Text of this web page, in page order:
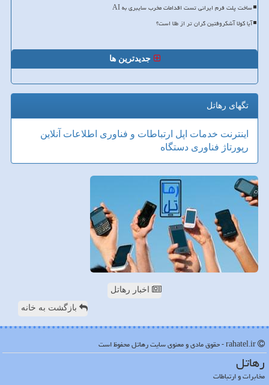
ساخت پلت فرم ایرانی تست اقدامات مخرب سایبری به AI
آیا کولا آشکروفتین گران تر از طلا است؟
جدیدترین ها
تگهای رهاتل
اینترنت خدمات اپل ارتباطات و فناوری اطلاعات آنلاین
رپورتاژ فناوری دستگاه
اخبار رهاتل
بازگشت به خانه
رهاتل
مخابرات و ارتباطات